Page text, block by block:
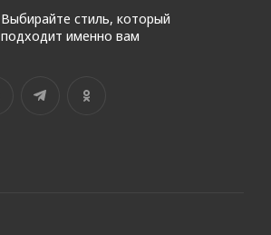
Выбирайте стиль, который
подходит именно вам